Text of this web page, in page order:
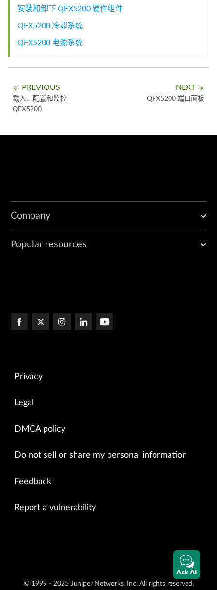
安装和卸下 QFX5200 硬件组件
QFX5200 冷却系统
QFX5200 电源系统
arrow_backward PREVIOUS
载入、配置和监控
QFX5200
NEXT arrow_forward
QFX5200 端口面板
Company
Popular resources
Privacy
Legal
DMCA policy
Do not sell or share my personal information
Feedback
Report a vulnerability
© 1999 - 2025 Juniper Networks, Inc. All rights reserved.
Ask AI